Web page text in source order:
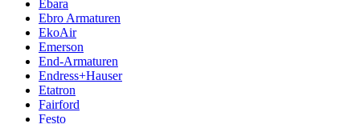
Ebara
Ebro Armaturen
EkoAir
Emerson
End-Armaturen
Endress+Hauser
Etatron
Fairford
Festo